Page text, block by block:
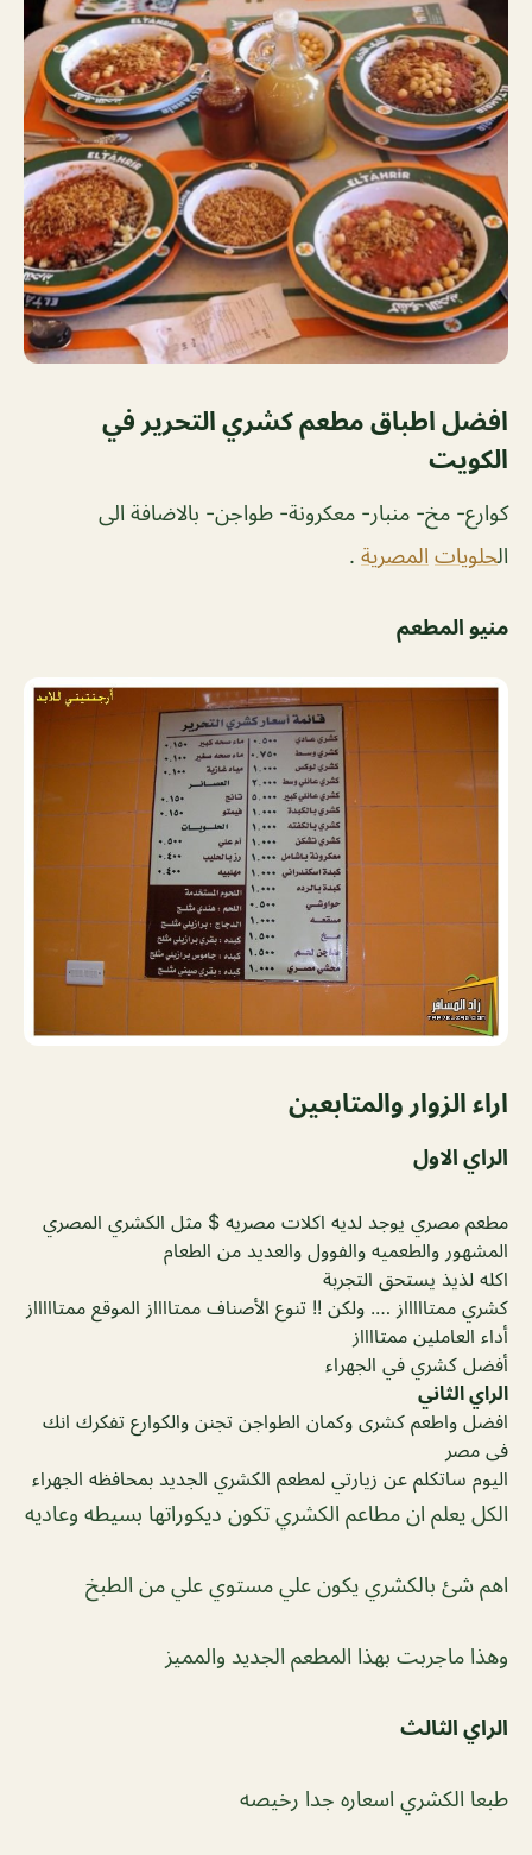
افضل اطباق مطعم كشري التحرير في
الكويت
كوارع- مخ- منبار- معكرونة- طواجن- بالاضافة الى
الحلويات المصرية .
منيو المطعم
اراء الزوار والمتابعين
الراي الاول
مطعم مصري يوجد لديه اكلات مصريه $ مثل الكشري المصري
المشهور والطعميه والفوول والعديد من الطعام
اكله لذيذ يستحق التجربة
كشري ممتاااااز …. ولكن !! تنوع الأصناف ممتااااز الموقع ممتاااااز
أداء العاملين ممتااااز
أفضل كشري في الجهراء
الراي الثاني
افضل واطعم كشرى وكمان الطواجن تجنن والكوارع تفكرك انك
فى مصر
اليوم ساتكلم عن زيارتي لمطعم الكشري الجديد بمحافظه الجهراء
الكل يعلم ان مطاعم الكشري تكون ديكوراتها بسيطه وعاديه
اهم شئ بالكشري يكون علي مستوي علي من الطبخ
وهذا ماجربت بهذا المطعم الجديد والمميز
الراي الثالث
طبعا الكشري اسعاره جدا رخيصه